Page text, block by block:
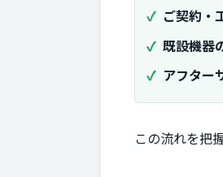
ご契約・
既設機器
アフター
この流れを把